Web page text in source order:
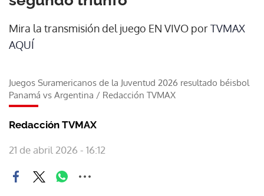
Mira la transmisión del juego EN VIVO porTVMAX
AQUÍ
Juegos Suramericanos de la Juventud 2026 resultado béisbol
Panamá vs Argentina / Redacción TVMAX
Redacción TVMAX
21 de abril 2026 - 16:12